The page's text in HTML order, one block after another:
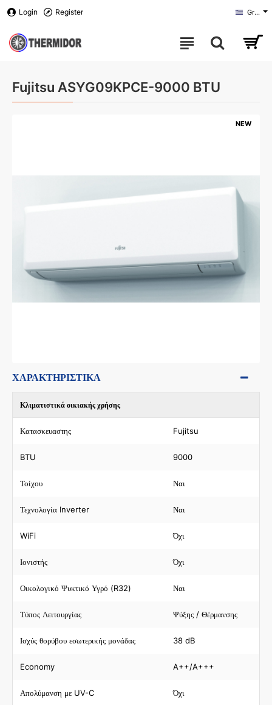
Login Register Greek
Fujitsu ASYG09KPCE-9000 BTU
NEW
ΧΑΡΑΚΤΗΡΙΣΤΙΚΆ
Κλιματιστικά οικιακής χρήσης
Κατασκευαστης Fujitsu
BTU 9000
Τοίχου Ναι
Τεχνολογία Inverter Ναι
WiFi Όχι
Ιονιστής Όχι
Οικολογικό Ψυκτικό Υγρό (R32) Ναι
Τύπος Λειτουργίας Ψύξης / Θέρμανσης
Ισχύς θορύβου εσωτερικής μονάδας 38 dB
Economy A++/A+++
Απολύμανση με UV-C Όχι